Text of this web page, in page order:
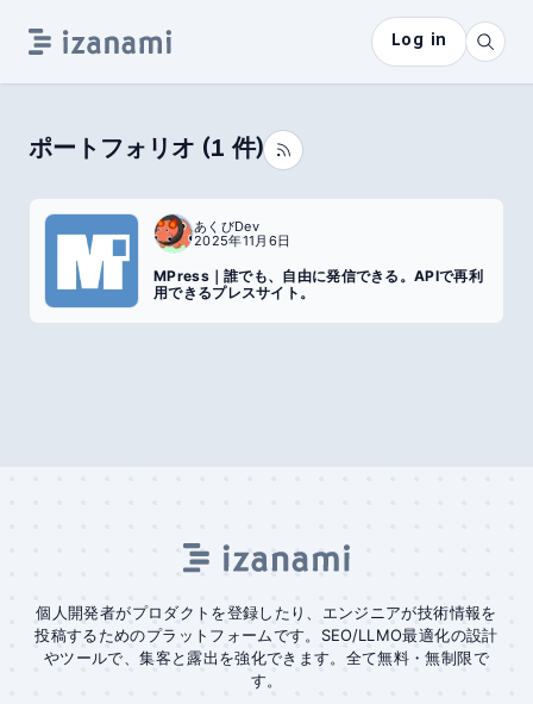
Log in
ポートフォリオ (1 件)
あくびDev
2025年11月6日
MPress｜誰でも、自由に発信できる。APIで再利
用できるプレスサイト。
個人開発者がプロダクトを登録したり、エンジニアが技術情報を
投稿するためのプラットフォームです。SEO/LLMO最適化の設計
やツールで、集客と露出を強化できます。全て無料・無制限で
す。